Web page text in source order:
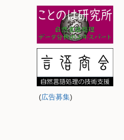
(広告募集)